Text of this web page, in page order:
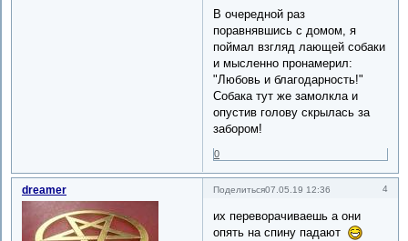
В очередной раз
поравнявшись с домом, я
поймал взгляд лающей собаки
и мысленно пронамерил:
"Любовь и благодарность!"
Собака тут же замолкла и
опустив голову скрылась за
забором!
0
Поделиться 4
07.05.19 12:36
dreamer
их переворачиваешь а они
опять на спину падают